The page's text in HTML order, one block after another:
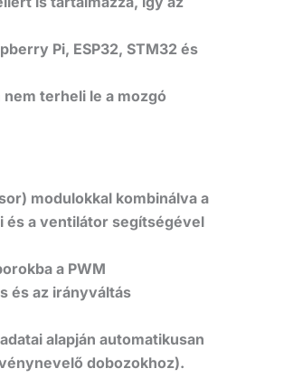
Pi, ESP32, STM32 és
terheli le a mozgó
modulokkal kombinálva a
és a ventilátor segítségével
a PWM
és az irányváltás
alapján automatikusan
dobozokhoz).